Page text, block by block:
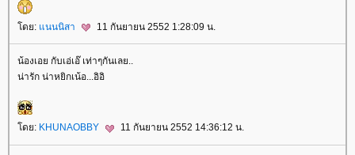
ดย: นนนิสา 11 กันยายน 2552 1:28:09 น.
น้องเอย กับเอ่เอ๊ เท่าๆกันเลย..
น่ารัก น่าหยิกเน้อ...อิอิ
ดย: KHUNAOBBY 11 กันยายน 2552 14:36:12 น.